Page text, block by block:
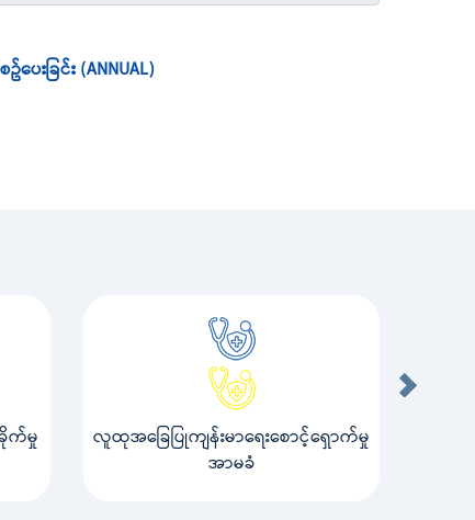
ပေးခြင်း (ANNUAL)
က်မှု
လူထုအခြေပြုကျန်းမာရေးစောင့်ရှောက်မှု
အာမခံ